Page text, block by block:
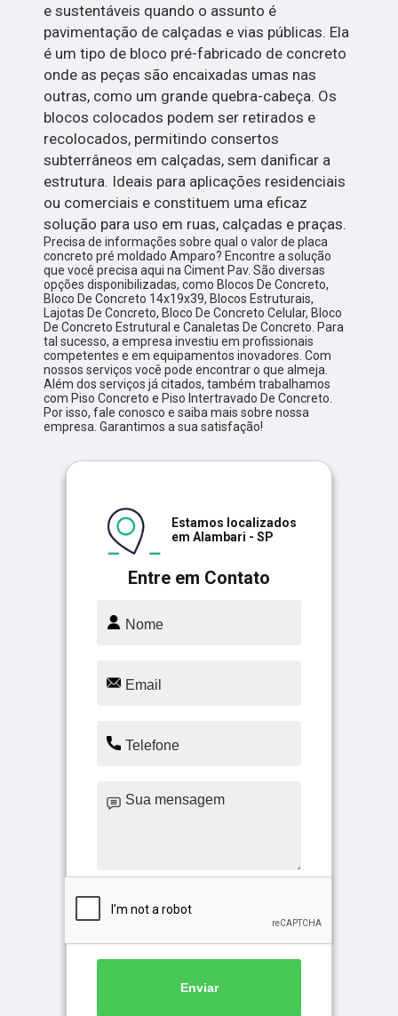
e sustentáveis quando o assunto é
pavimentação de calçadas e vias públicas. Ela
é um tipo de bloco pré-fabricado de concreto
onde as peças são encaixadas umas nas
outras, como um grande quebra-cabeça. Os
blocos colocados podem ser retirados e
recolocados, permitindo consertos
subterrâneos em calçadas, sem danificar a
estrutura. Ideais para aplicações residenciais
ou comerciais e constituem uma eficaz
solução para uso em ruas, calçadas e praças.
Precisa de informações sobre qual o valor de placa
concreto pré moldado Amparo? Encontre a solução
que você precisa aqui na Ciment Pav. São diversas
opções disponibilizadas, como Blocos De Concreto,
Bloco De Concreto 14x19x39, Blocos Estruturais,
Lajotas De Concreto, Bloco De Concreto Celular, Bloco
De Concreto Estrutural e Canaletas De Concreto. Para
tal sucesso, a empresa investiu em profissionais
competentes e em equipamentos inovadores. Com
nossos serviços você pode encontrar o que almeja.
Além dos serviços já citados, também trabalhamos
com Piso Concreto e Piso Intertravado De Concreto.
Por isso, fale conosco e saiba mais sobre nossa
empresa. Garantimos a sua satisfação!
Entre em Contato
Estamos localizados
em Alambari - SP
Enviar